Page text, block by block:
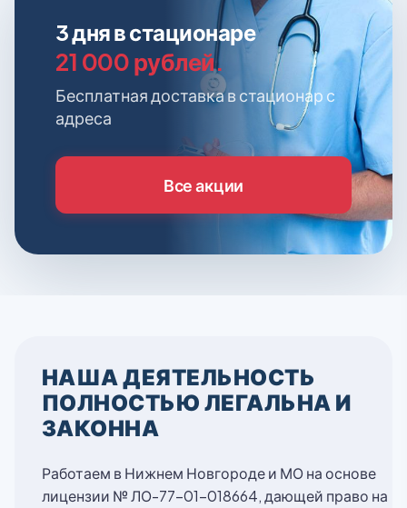
3 дня в стационаре
21 000 рублей.
Бесплатная доставка в стационар с
адреса
Все акции
НАША ДЕЯТЕЛЬНОСТЬ
ПОЛНОСТЬЮ ЛЕГАЛЬНА И
ЗАКОННА
Работаем в Нижнем Новгороде и МО на основе
лицензии № ЛО-77-01-018664, дающей право на